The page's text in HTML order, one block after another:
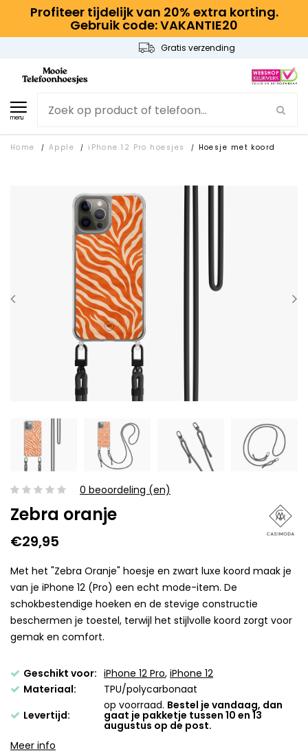
Profiteer tijdelijk van 20% extra korting.
Gebruik code: VAKANTIE20
Gratis verzending
menu
Home / Apple / iPhone 12 Pro hoesjes / Hoesje met koord
0 beoordeling (en)
Zebra oranje
€29,95
Met het "Zebra Oranje" hoesje en zwart luxe koord maak je
van je iPhone 12 (Pro) een echt mode-item. De
schokbestendige hoeken en de stevige constructie
beschermen je toestel, terwijl het stijlvolle koord zorgt voor
gemak en comfort.
Geschikt voor: iPhone 12 Pro, iPhone 12
Materiaal:
TPU/polycarbonaat
Levertijd:
op voorraad. Bestel je vandaag, dan
gaat je pakketje tussen 10 en 13
augustus op de post.
Meer info